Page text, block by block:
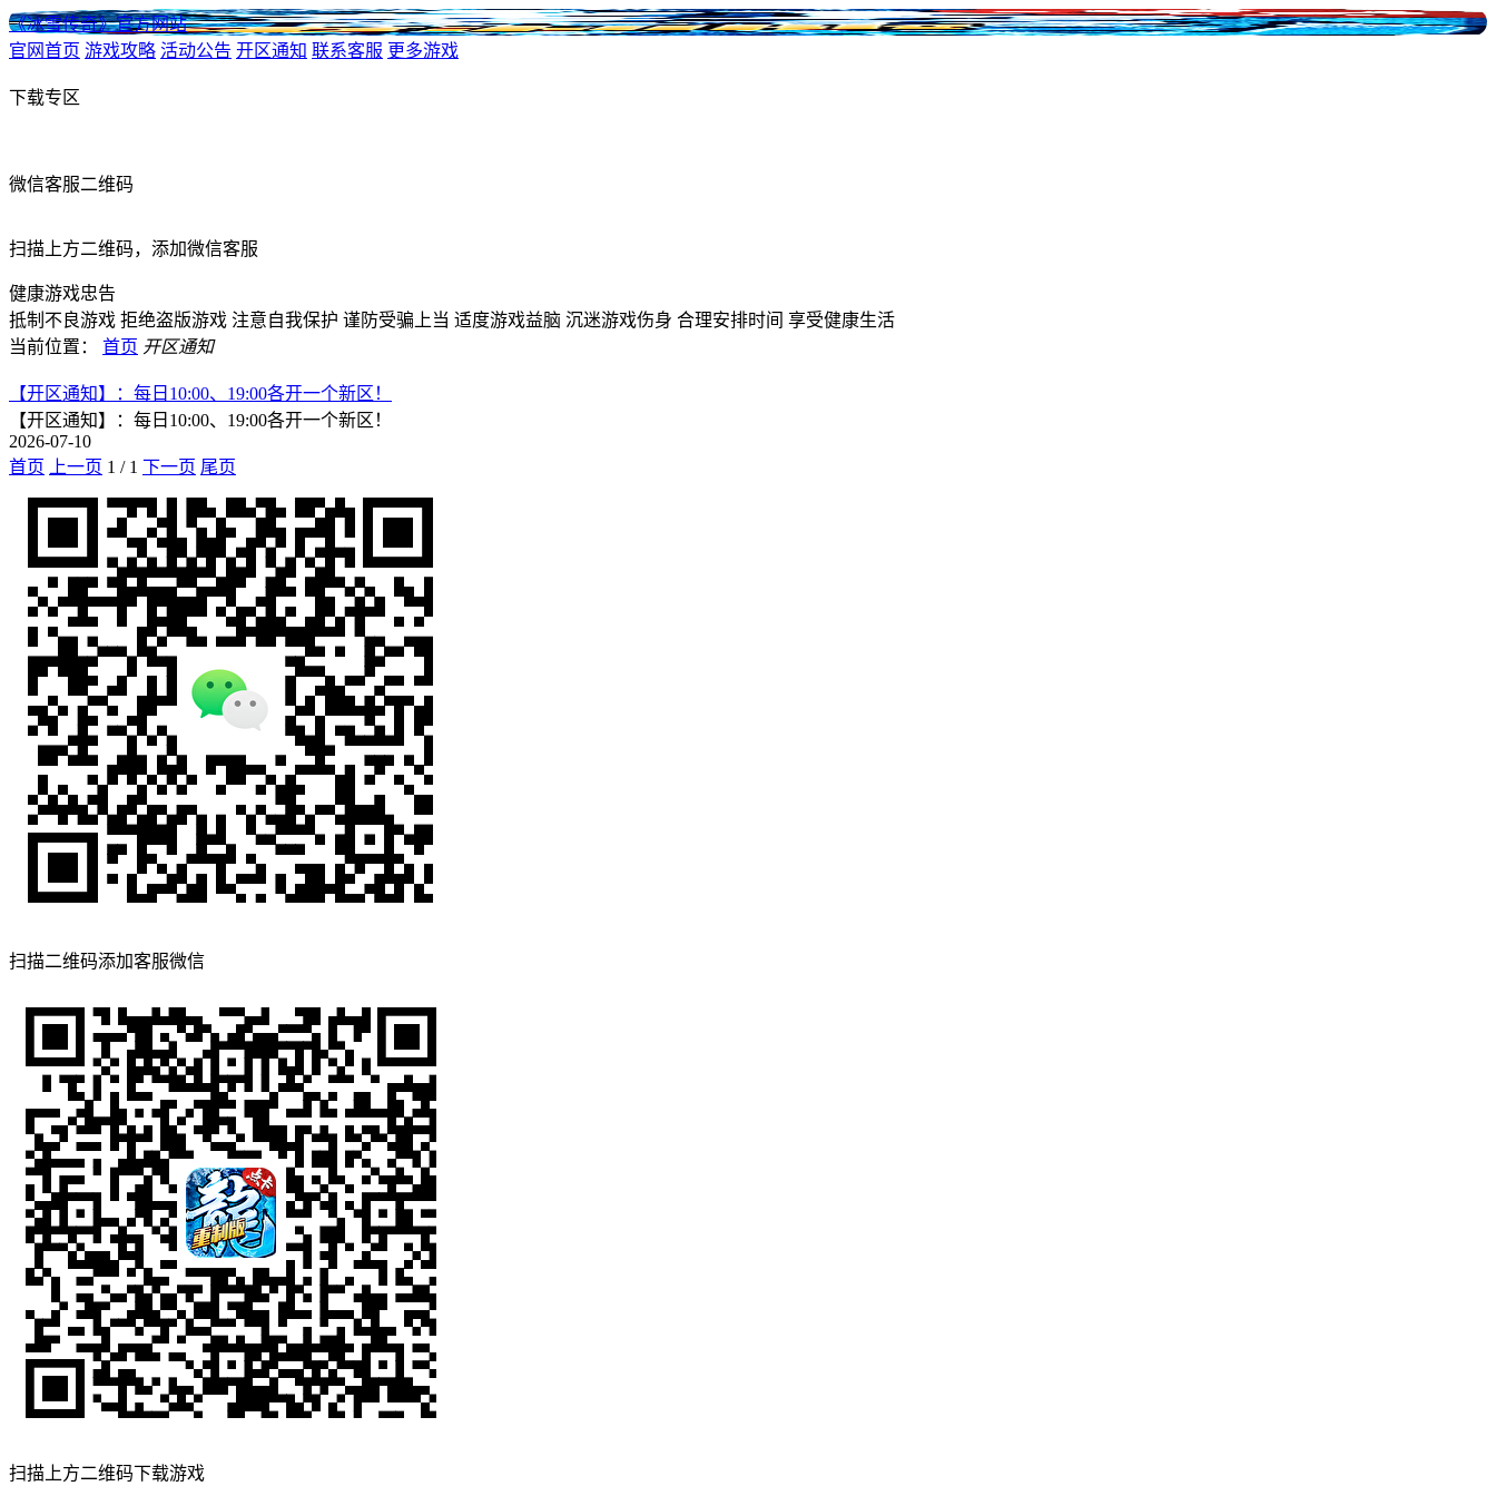
《冰雪传奇》官方网站
官网首页 游戏攻略 活动公告 开区通知 联系客服 更多游戏
下载专区
微信客服二维码
扫描上方二维码，添加微信客服
健康游戏忠告
抵制不良游戏 拒绝盗版游戏 注意自我保护 谨防受骗上当 适度游戏益脑 沉迷游戏伤身 合理安排时间 享受健康生活
当前位置：
首页 开区通知
【开区通知】：每日10:00、19:00各开一个新区！
【开区通知】：每日10:00、19:00各开一个新区！
2026-07-10
首页
上一页 1 / 1 下一页 尾页
扫描二维码添加客服微信
扫描上方二维码下载游戏